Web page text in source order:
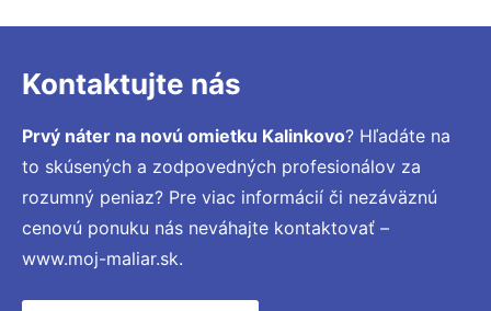
Kontaktujte nás
Prvý náter na novú omietku Kalinkovo? Hľadáte na
to skúsených a zodpovedných profesionálov za
rozumný peniaz? Pre viac informácií či nezáväznú
cenovú ponuku nás neváhajte kontaktovať –
www.moj-maliar.sk.